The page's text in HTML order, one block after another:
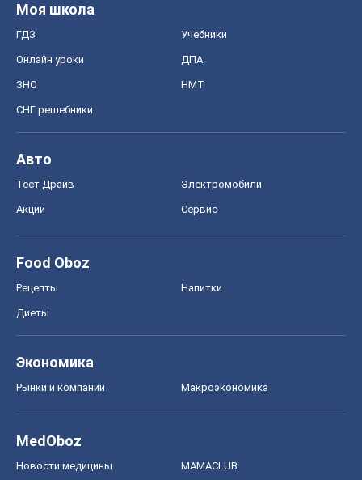
Моя школа
ГДЗ Учебники
Онлайн уроки ДПА
ЗНО НМТ
СНГ решебники
Авто
Тест Драйв Электромобили
Акции Сервис
Food Oboz
Рецепты Напитки
Диеты
Экономика
Рынки и компании Mакроэкономика
MedOboz
Новости медицины MAMACLUB